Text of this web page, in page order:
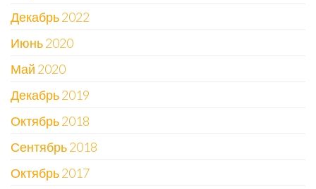
Декабрь 2022
Июнь 2020
Май 2020
Декабрь 2019
Октябрь 2018
Сентябрь 2018
Октябрь 2017